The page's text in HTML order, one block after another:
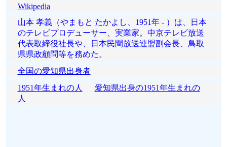
Wikipedia
山本 孝義（やまもと たかよし、1951年 - ）は、日本
のテレビプロデューサー、実業家。中京テレビ放送
代表取締役社長や、日本民間放送連盟副会長、鳥取
県県政顧問等を務めた。
全国の愛知県出身者
1951年生まれの人
愛知県出身の1951年生まれの
人